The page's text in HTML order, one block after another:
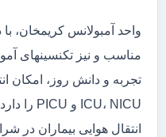
واحد آمبولانس کریمخان،
مناسب و نیز تکنسینهای
ICU، NICU و PICU را دارد.
انتقال هوایی بیماران در